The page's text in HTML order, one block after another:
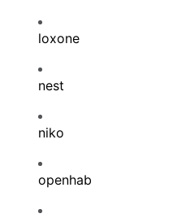
loxone
nest
niko
openhab